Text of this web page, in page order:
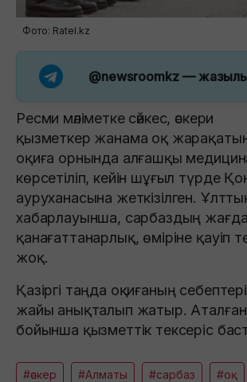
Фото: Ratel.kz
@newsroomkz —
Ресми мәліметке сәйкес, әскери
қызметкер жанама оқ
оқиға орнында алғашқы
көрсетіліп, кейін шұғыл түрде
ауруханасына жеткізілген.
хабарлауынша, сарбаздың
қанағаттанарлық, өміріне қауіп
жоқ.
Қазіргі таңда оқиғаның
жайы анықталып жатыр. Аталған
бойынша қызметтік тексеріс
#әскер #Алматы #сарбаз #оқ